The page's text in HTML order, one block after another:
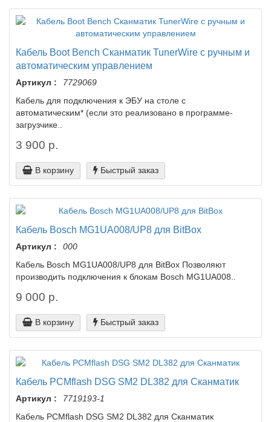
Кабель Boot Bench Сканматик TunerWire с ручным и
автоматическим управлением
Артикул :
7729069
Кабель для подключения к ЭБУ на столе с
автоматическим* (если это реализовано в программе-
загрузчике..
3 900 р.
В корзину Быстрый заказ
Кабель Bosch MG1UA008/UP8 для BitBox
Артикул :
000
Кабель Bosch MG1UA008/UP8 для BitBox Позволяют
производить подключения к блокам Bosch MG1UA008..
9 000 р.
В корзину Быстрый заказ
Кабель PCMflash DSG SM2 DL382 для Сканматик
Артикул :
7719193-1
Кабель PCMflash DSG SM2 DL382 для Сканматик